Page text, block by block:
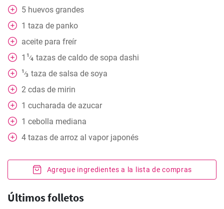
5 huevos grandes
1 taza de panko
aceite para freír
1 1⁄4 tazas de caldo de sopa dashi
1⁄3 taza de salsa de soya
2 cdas de mirin
1 cucharada de azucar
1 cebolla mediana
4 tazas de arroz al vapor japonés
Agregue ingredientes a la lista de compras
Últimos folletos